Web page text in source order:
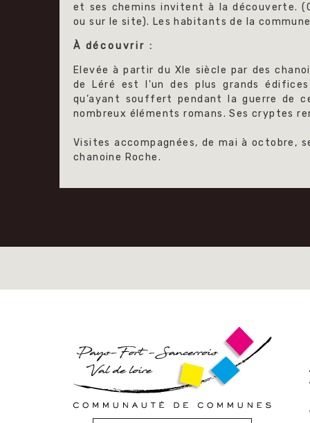
et ses chemins invitent à la découverte.
ou sur le site). Les habitants de la
À découvrir :
Elevée à partir du XIe siècle par des
de Léré est l'un des plus grands
qu’ayant souffert pendant la guerre de
nombreux éléments romans. Ses cryptes
Visites accompagnées, de mai à octobre,
chanoine Roche.